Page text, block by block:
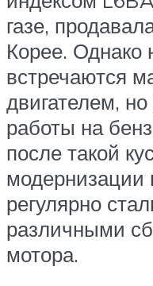
газе,
Корее. Однако
встречаются
двигателем,
работы на
после такой
модернизации
регулярно
различными
мотора.